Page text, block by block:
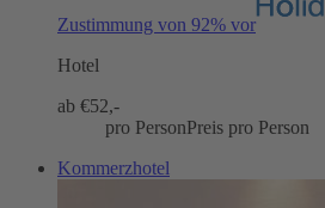
Zustimmung von 92% vor
Hotel
ab €52,-
pro PersonPreis pro Person
Kommerzhotel